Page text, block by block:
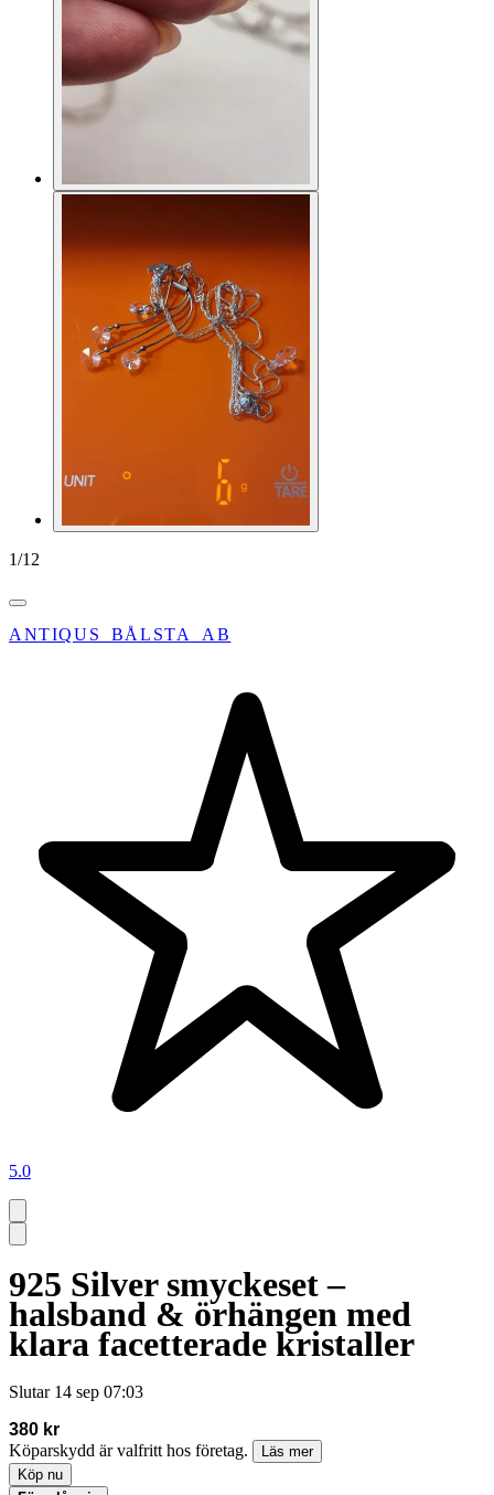
1/12
ANTIQUS_BÅLSTA_AB
5.0
925 Silver smyckeset –
halsband & örhängen med
klara facetterade kristaller
Slutar 14 sep 07:03
380 kr
Köparskydd är valfritt hos företag.
Läs mer
Köp nu